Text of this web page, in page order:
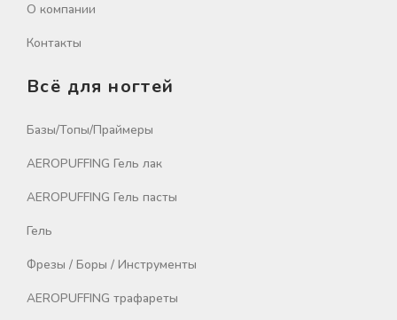
О компании
Контакты
Всё для ногтей
Базы/Топы/Праймеры
AEROPUFFING Гель лак
AEROPUFFING Гель пасты
Гель
Фрезы / Боры / Инструменты
AEROPUFFING трафареты